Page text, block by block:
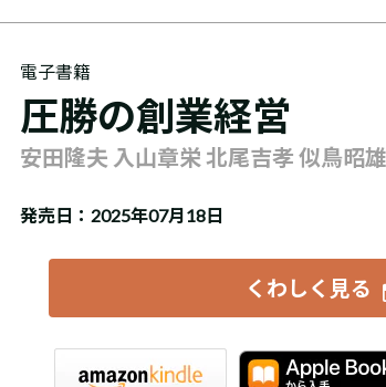
電子書籍
圧勝の創業経営
安田隆夫 入山章栄 北尾吉孝 似鳥昭
発売日：2025年07月18日
くわしく見る
楽天Kobo